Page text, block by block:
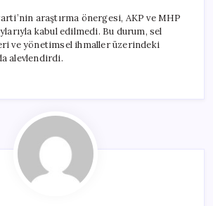
araştırma önergesi, AKP ve MHP
kabul edilmedi. Bu durum, sel
ve yönetimsel ihmaller üzerindeki
alevlendirdi.